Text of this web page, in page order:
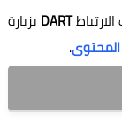
DART بزيارة
.